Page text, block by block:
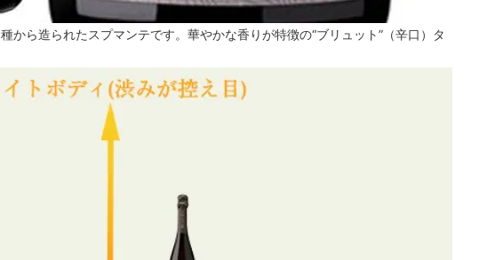
から造られたスプマンテです。華やかな香りが特徴の“ブリュット”（辛口）タ